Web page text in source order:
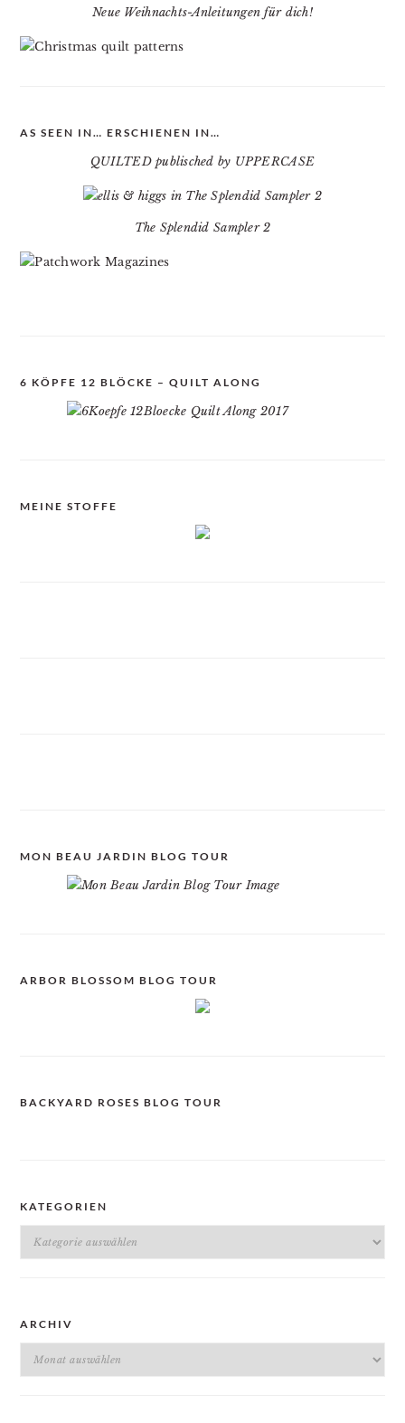
Neue Weihnachts-Anleitungen für dich!
AS SEEN IN… ERSCHIENEN IN…
QUILTED publisched by UPPERCASE
The Splendid Sampler 2
6 KÖPFE 12 BLÖCKE – QUILT ALONG
MEINE STOFFE
MON BEAU JARDIN BLOG TOUR
ARBOR BLOSSOM BLOG TOUR
BACKYARD ROSES BLOG TOUR
KATEGORIEN
Kategorien
ARCHIV
Archiv